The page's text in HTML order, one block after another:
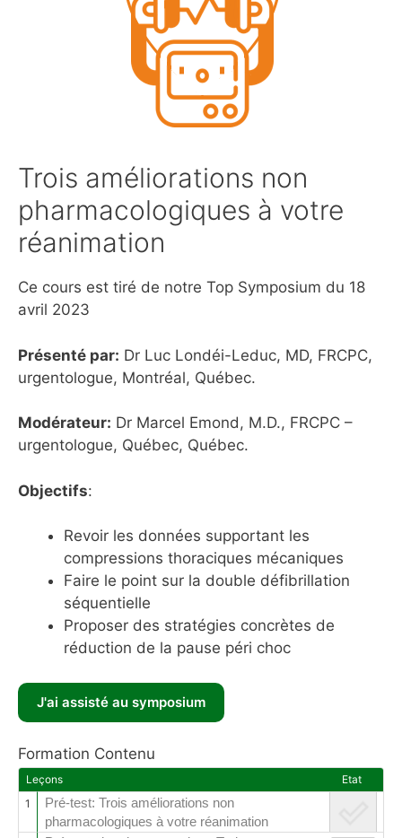
Trois améliorations non
pharmacologiques à votre
réanimation
Ce cours est tiré de notre Top Symposium du 18
avril 2023
Présenté par: Dr Luc Londéi-Leduc, MD, FRCPC,
urgentologue, Montréal, Québec.
Modérateur: Dr Marcel Emond, M.D., FRCPC –
urgentologue, Québec, Québec.
Objectifs:
Revoir les données supportant les
compressions thoraciques mécaniques
Faire le point sur la double défibrillation
séquentielle
Proposer des stratégies concrètes de
réduction de la pause péri choc
Formation Contenu
Leçons
Etat
1
Pré-test: Trois améliorations non
pharmacologiques à votre réanimation